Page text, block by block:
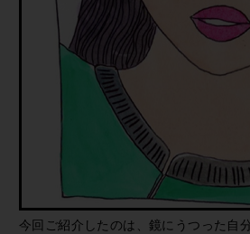
今回ご紹介したのは、鏡にうつった自